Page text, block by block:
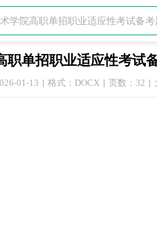
职单招职业适应性考试
01-13 格式：DOCX 页数：32